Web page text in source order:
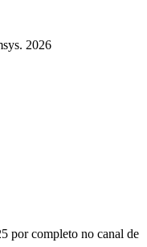
2026
por completo no canal de